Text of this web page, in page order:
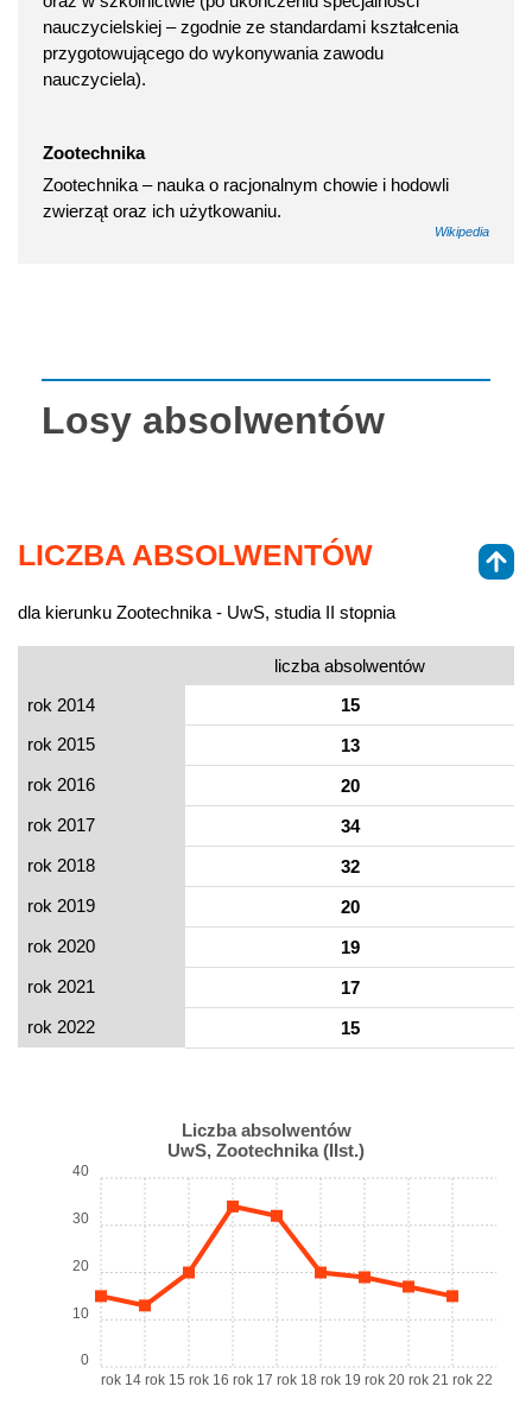
nauczycielskiej – zgodnie ze standardami kształcenia
przygotowującego do wykonywania zawodu
nauczyciela).
Zootechnika
Zootechnika – nauka o racjonalnym chowie i hodowli
zwierząt oraz ich użytkowaniu.
Wikipedia
Losy absolwentów
LICZBA ABSOLWENTÓW
dla kierunku Zootechnika - UwS, studia II stopnia
liczba absolwentów
rok 2014
15
rok 2015
13
rok 2016
20
rok 2017
34
rok 2018
32
rok 2019
20
rok 2020
19
rok 2021
17
rok 2022
15
Liczba absolwentów
UwS, Zootechnika (IIst.)
rok 14 rok 15 rok 16 rok 17 rok 18 rok 19 rok 20 rok 21 rok 22
0
10
20
30
40